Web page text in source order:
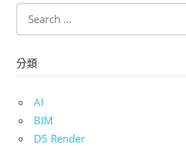
分類
AI
BIM
D5 Render